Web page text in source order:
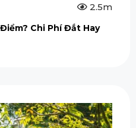
2.5m
Chi Phí Đắt Hay